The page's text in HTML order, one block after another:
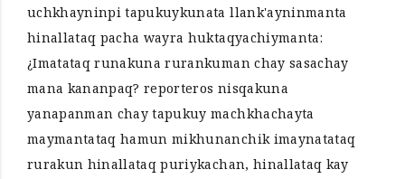
uchkhayninpi tapukuykunata llank'ayninmanta
hinallataq pacha wayra huktaqyachiymanta:
¿Imatataq runakuna rurankuman chay sasachay
mana kananpaq? reporteros nisqakuna
yanapanman chay tapukuy machkhachayta
maymantataq hamun mikhunanchik imaynatataq
rurakun hinallataq puriykachan, hinallataq kay